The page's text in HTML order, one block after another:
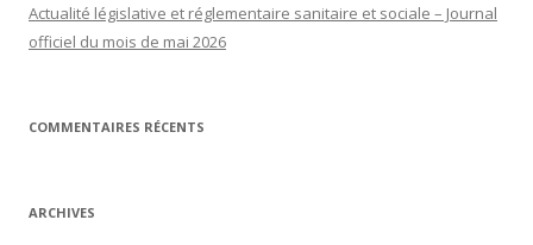
Actualité législative et réglementaire sanitaire et sociale – Journal
officiel du mois de mai 2026
COMMENTAIRES RÉCENTS
ARCHIVES